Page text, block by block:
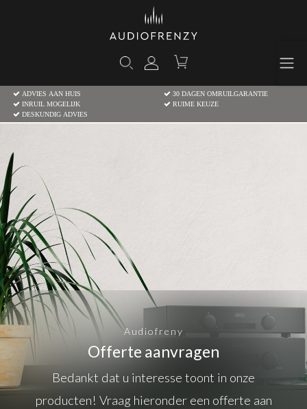
ADVIES AAN HUIS
30 DAGEN OMRUILGARANTIE
INRUIL MOGELIJK
RUIME KEUZE
DESKUNDIG ADVIES
Audiofreny
Offerte aanvragen
Bedankt dat u interesse toont in onze
producten! Vraag hieronder een offerte aan